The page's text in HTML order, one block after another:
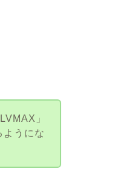
」
ようにな